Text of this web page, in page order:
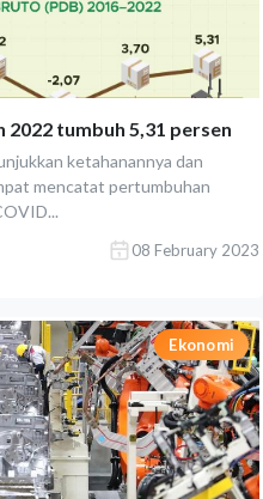
tumbuh 5,31 persen
ketahanannya dan
mencatat pertumbuhan
08 February 2023
Ekonomi